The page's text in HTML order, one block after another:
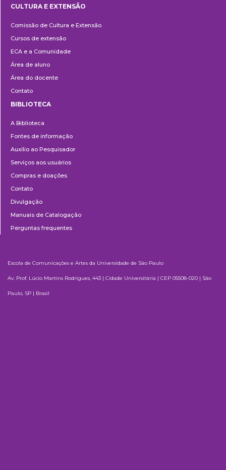
e
Extensão
CULTURA E EXTENSÃO
Comissão de Cultura e Extensão
Cursos de extensão
ECA e a Comunidade
Área de aluno
Área do docente
Contato
BIBLIOTECA
A Biblioteca
Fontes de informação
Auxílio ao Pesquisador
Serviços aos usuários
Compras e doações
Contato
Divulgação
Manuais de Catalogação
Perguntas frequentes
Escola de Comunicações e Artes da Universidade de São Paulo
Av. Prof. Lúcio Martins Rodrigues, 443 | Cidade Universitária | CEP 05508-020 | São
Paulo, SP | Brasil